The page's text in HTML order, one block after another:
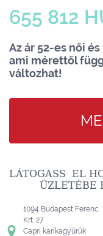
655 812
Az ár 52-es női
ami mérettől
változhat!
LÁTOGASS EL
ÜZLETÉBE
1094 Budapest Ferenc
Krt. 27
Capri karikagyűrűk